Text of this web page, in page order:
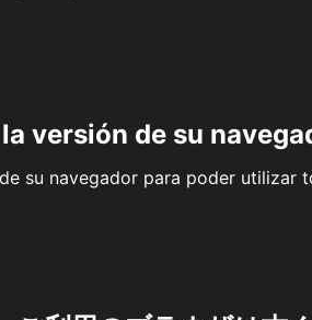
versión de su
su navegador para poder utilizar